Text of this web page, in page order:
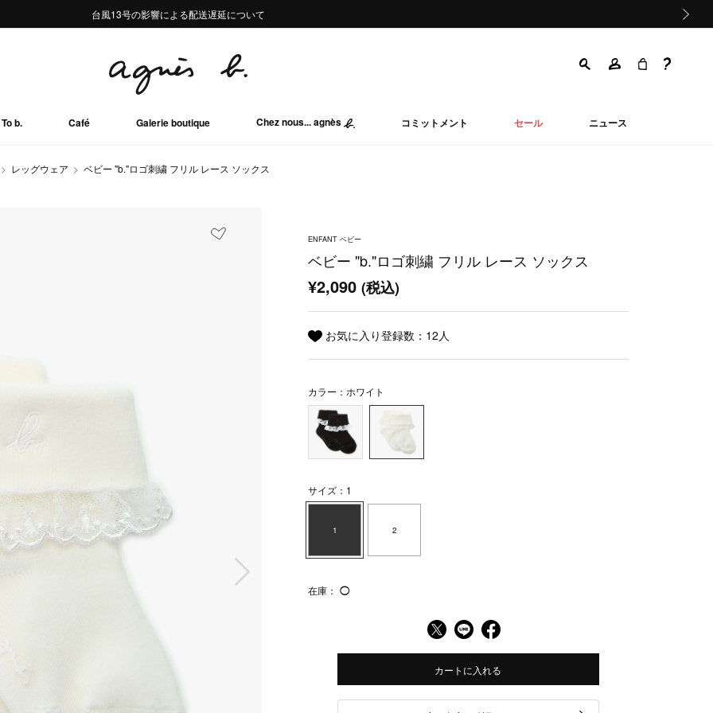
熊本地域地震の影響による配送遅延について
Summer Sale 2buy10%OFF!!
台風13号の影響による配送遅延について
熊本地域地震の影響による配送遅延について
Summer Sale 2buy10%OFF!!
To b. Café Galerie boutique Chez nous... agnès コミットメント セール ニュース
レッグウェア ベビー "b."ロゴ刺繍 フリル レース ソックス
ENFANT ベビー
ベビー "b."ロゴ刺繍 フリル レース ソックス
¥2,090(税込)
お気に入り登録数： 12人
カラー：ホワイト
サイズ：1
1 2
在庫： ◯
カートに入れる